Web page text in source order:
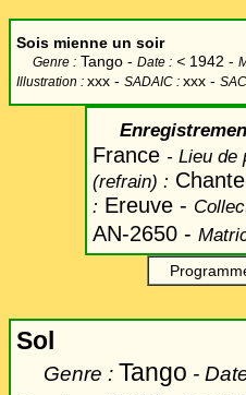
Sois mienne un soir
Genre : Tango - Date : < 1942 -
Illustration : xxx - SADAIC : xxx -
France - Lieu de
(refrain) :
: Ereuve -
AN-2650 -
Sol
Genre : Tango -